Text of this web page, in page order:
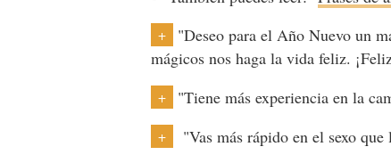
+
"Deseo para el Año Nuevo un
mágicos nos haga la vida feliz.
+ "Tiene más experiencia en la
+ "Vas más rápido en el sexo